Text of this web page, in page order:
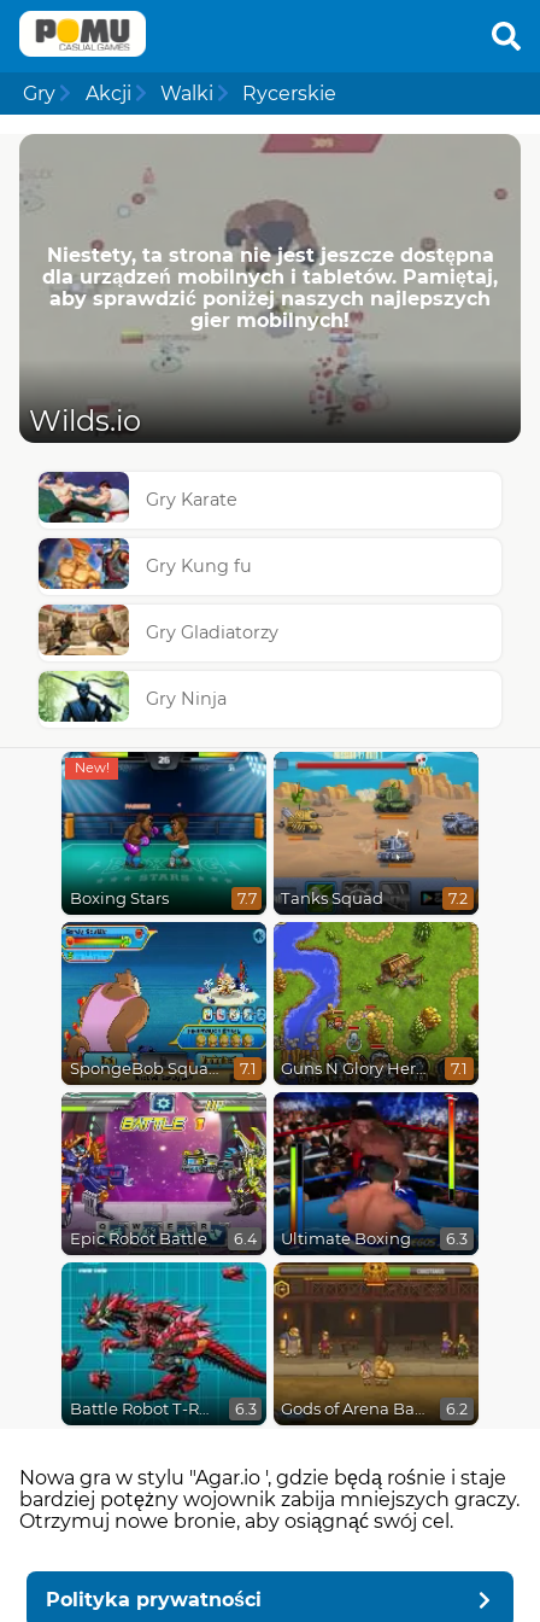
Gry Akcji Walki Rycerskie
Niestety, ta strona nie jest jeszcze dostępna
dla urządzeń mobilnych i tabletów. Pamiętaj,
aby sprawdzić poniżej naszych najlepszych
gier mobilnych!
Wilds.io
Gry Karate
Gry Kung fu
Gry Gladiatorzy
Gry Ninja
Boxing Stars 7.7 Tanks Squad 7.2
SpongeBob SquarePants : Monster Island Adventures 7.1 Guns N Glory Heroes 7.1
Epic Robot Battle 6.4 Ultimate Boxing 6.3
Battle Robot T-Rex Age 6.3 Gods of Arena Battles 6.2
Nowa gra w stylu "Agar.io ', gdzie będą rośnie i staje
bardziej potężny wojownik zabija mniejszych graczy.
Otrzymuj nowe bronie, aby osiągnąć swój cel.
Polityka prywatności